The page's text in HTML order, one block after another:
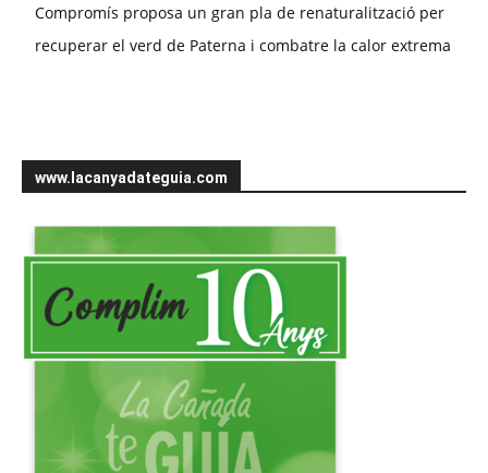
Compromís proposa un gran pla de renaturalització per
recuperar el verd de Paterna i combatre la calor extrema
www.lacanyadateguia.com